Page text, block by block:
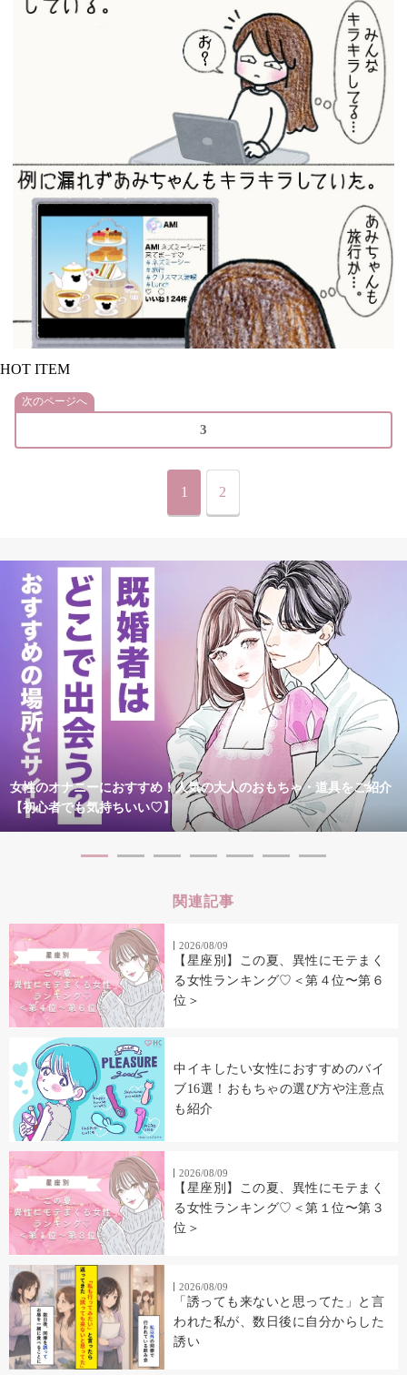
HOT ITEM
次のページへ
3
1 2
女性のオナニーにおすすめ！人気の大人のおもちゃ・道具をご紹介
【初心者でも気持ちいい♡】
関連記事
2026/08/09
【星座別】この夏、異性にモテまく
る女性ランキング♡＜第４位〜第６
位＞
中イキしたい女性におすすめのバイ
ブ16選！おもちゃの選び方や注意点
も紹介
2026/08/09
【星座別】この夏、異性にモテまく
る女性ランキング♡＜第１位〜第３
位＞
2026/08/09
「誘っても来ないと思ってた」と言
われた私が、数日後に自分からした
誘い